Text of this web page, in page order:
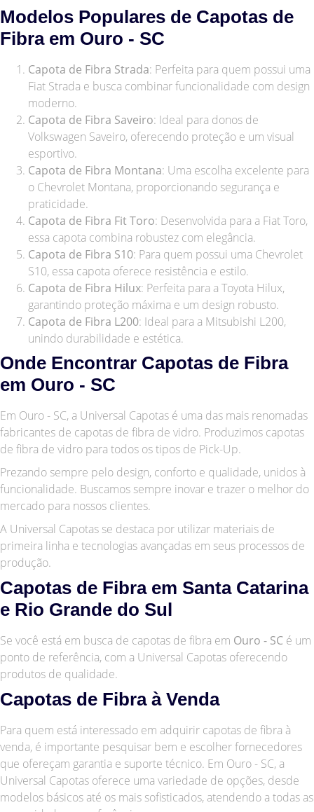
Modelos Populares de Capotas de
Fibra em Ouro - SC
Capota de Fibra Strada: Perfeita para quem possui uma
Fiat Strada e busca combinar funcionalidade com design
moderno.
Capota de Fibra Saveiro: Ideal para donos de
Volkswagen Saveiro, oferecendo proteção e um visual
esportivo.
Capota de Fibra Montana: Uma escolha excelente para
o Chevrolet Montana, proporcionando segurança e
praticidade.
Capota de Fibra Fit Toro: Desenvolvida para a Fiat Toro,
essa capota combina robustez com elegância.
Capota de Fibra S10: Para quem possui uma Chevrolet
S10, essa capota oferece resistência e estilo.
Capota de Fibra Hilux: Perfeita para a Toyota Hilux,
garantindo proteção máxima e um design robusto.
Capota de Fibra L200: Ideal para a Mitsubishi L200,
unindo durabilidade e estética.
Onde Encontrar Capotas de Fibra
em Ouro - SC
Em Ouro - SC, a Universal Capotas é uma das mais renomadas
fabricantes de capotas de fibra de vidro. Produzimos capotas
de fibra de vidro para todos os tipos de Pick-Up.
Prezando sempre pelo design, conforto e qualidade, unidos à
funcionalidade. Buscamos sempre inovar e trazer o melhor do
mercado para nossos clientes.
A Universal Capotas se destaca por utilizar materiais de
primeira linha e tecnologias avançadas em seus processos de
produção.
Capotas de Fibra em Santa Catarina
e Rio Grande do Sul
Se você está em busca de capotas de fibra em Ouro - SC é um
ponto de referência, com a Universal Capotas oferecendo
produtos de qualidade.
Capotas de Fibra à Venda
Para quem está interessado em adquirir capotas de fibra à
venda, é importante pesquisar bem e escolher fornecedores
que ofereçam garantia e suporte técnico. Em Ouro - SC, a
Universal Capotas oferece uma variedade de opções, desde
modelos básicos até os mais sofisticados, atendendo a todas as